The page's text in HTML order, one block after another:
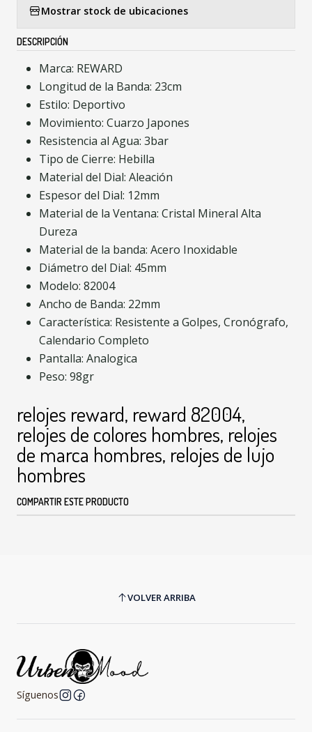
Mostrar stock de ubicaciones
DESCRIPCIÓN
Marca: REWARD
Longitud de la Banda: 23cm
Estilo: Deportivo
Movimiento: Cuarzo Japones
Resistencia al Agua: 3bar
Tipo de Cierre: Hebilla
Material del Dial: Aleación
Espesor del Dial: 12mm
Material de la Ventana: Cristal Mineral Alta
Dureza
Material de la banda: Acero Inoxidable
Diámetro del Dial: 45mm
Modelo: 82004
Ancho de Banda: 22mm
Característica: Resistente a Golpes, Cronógrafo,
Calendario Completo
Pantalla: Analogica
Peso: 98gr
relojes reward, reward 82004,
relojes de colores hombres, relojes
de marca hombres, relojes de lujo
hombres
COMPARTIR ESTE PRODUCTO
VOLVER ARRIBA
Síguenos